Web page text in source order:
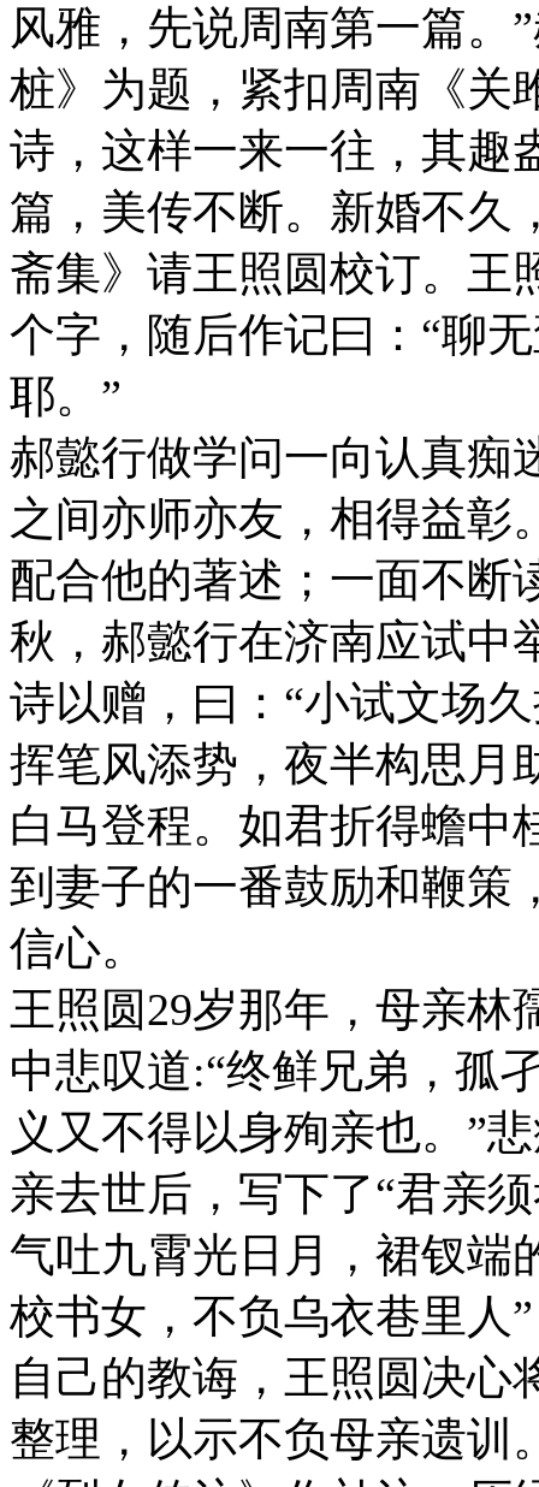
风雅，先说周南第一篇。
桩》为题，紧扣周南《关
诗，这样一来一往，其趣
篇，美传不断。新婚不久
斋集》请王照圆校订。王
个字，随后作记曰：“聊
耶。”
郝懿行做学问一向认真痴
之间亦师亦友，相得益彰
配合他的著述；一面不断
秋，郝懿行在济南应试中
诗以赠，曰：“小试文场
挥笔风添势，夜半构思月
白马登程。如君折得蟾中
到妻子的一番鼓励和鞭策
信心。
王照圆29岁那年，母亲林
中悲叹道:“终鲜兄弟，孤
义又不得以身殉亲也。”
亲去世后，写下了“君亲
气吐九霄光日月，裙钗端
校书女，不负乌衣巷里人
自己的教诲，王照圆决心
整理，以示不负母亲遗训